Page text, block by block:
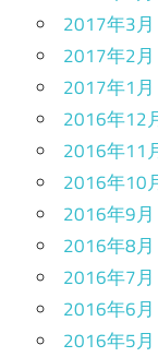
2017年3月
2017年2月
2017年1月
2016年12
2016年11
2016年10
2016年9月
2016年8月
2016年7月
2016年6月
2016年5月